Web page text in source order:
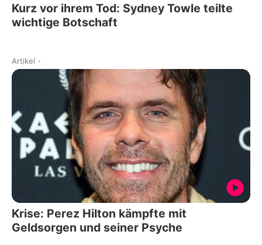
Kurz vor ihrem Tod: Sydney Towle teilte
wichtige Botschaft
Artikel -
Krise: Perez Hilton kämpfte mit
Geldsorgen und seiner Psyche